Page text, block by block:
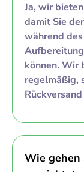
Ja, wir
damit Sie
während
können. Wir
regelmäßig,
Wie gehen